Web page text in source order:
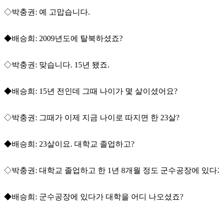
◇박충권: 예 고맙습니다.
◆배승희: 2009년도에 탈북하셨죠?
◇박충권: 맞습니다. 15년 됐죠.
◆배승희: 15년 전인데 그때 나이가 몇 살이셨어요?
◇박충권: 그때가 이제 지금 나이로 따지면 한 23살?
◆배승희: 23살이요. 대학교 졸업하고?
◇박충권: 대학교 졸업하고 한 1년 8개월 정도 군수공장에 있
◆배승희: 군수공장에 있다가 대학을 어디 나오셨죠?